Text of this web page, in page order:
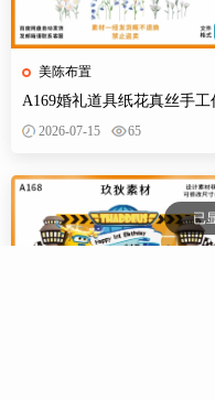
美陈布置
A169婚礼道具纸花真丝手工
真花路引装饰立体婚礼效果图
2026-07-15 65
已